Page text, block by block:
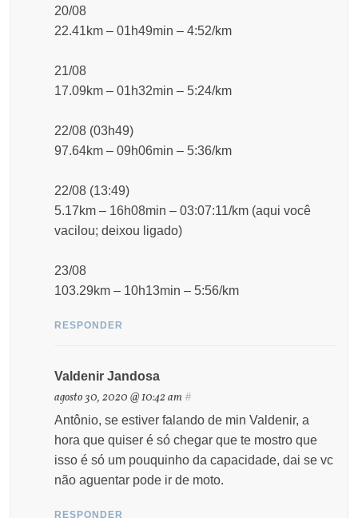
20/08
22.41km – 01h49min – 4:52/km
21/08
17.09km – 01h32min – 5:24/km
22/08 (03h49)
97.64km – 09h06min – 5:36/km
22/08 (13:49)
5.17km – 16h08min – 03:07:11/km (aqui você
vacilou; deixou ligado)
23/08
103.29km – 10h13min – 5:56/km
RESPONDER
Valdenir Jandosa
agosto 30, 2020 @ 10:42 am #
Antônio, se estiver falando de min Valdenir, a
hora que quiser é só chegar que te mostro que
isso é só um pouquinho da capacidade, dai se vc
não aguentar pode ir de moto.
RESPONDER